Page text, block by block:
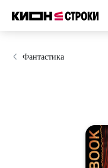
Фантастика